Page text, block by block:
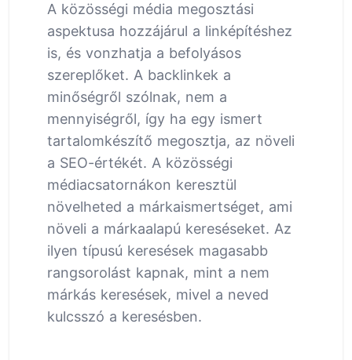
A közösségi média megosztási
aspektusa hozzájárul a linképítéshez
is, és vonzhatja a befolyásos
szereplőket. A backlinkek a
minőségről szólnak, nem a
mennyiségről, így ha egy ismert
tartalomkészítő megosztja, az növeli
a SEO-értékét. A közösségi
médiacsatornákon keresztül
növelheted a márkaismertséget, ami
növeli a márkaalapú kereséseket. Az
ilyen típusú keresések magasabb
rangsorolást kapnak, mint a nem
márkás keresések, mivel a neved
kulcsszó a keresésben.